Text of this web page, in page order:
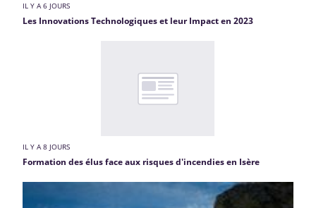
IL Y A 6 JOURS
Les Innovations Technologiques et leur Impact en 2023
IL Y A 8 JOURS
Formation des élus face aux risques d'incendies en Isère